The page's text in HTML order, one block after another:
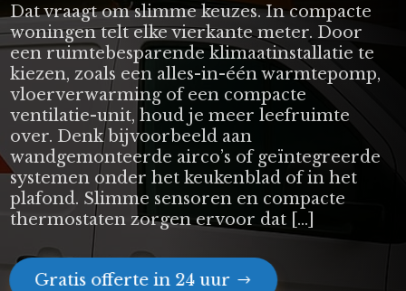
Dat vraagt om slimme keuzes. In compacte
woningen telt elke vierkante meter. Door
een ruimtebesparende klimaatinstallatie te
kiezen, zoals een alles-in-één warmtepomp,
vloerverwarming of een compacte
ventilatie-unit, houd je meer leefruimte
over. Denk bijvoorbeeld aan
wandgemonteerde airco’s of geïntegreerde
systemen onder het keukenblad of in het
plafond. Slimme sensoren en compacte
thermostaten zorgen ervoor dat […]
Gratis offerte in 24 uur